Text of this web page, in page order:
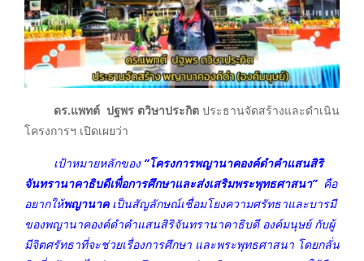
ดร.แพทต์ ปฐพร ตวิษาประกิต ประธานจัดสร้างและดำเนิน
โครงการฯ เปิดเผยว่า
เป้าหมายหลักของ “โครงการพญานาคองค์ดำคำแสนสิริ
จันทรานาคาธิบดีเพื่อการศึกษาและส่งเสริมพระพุทธศาสนา”คือ
อยากให้พญานาคเป็นสัญลักษณ์เชื่อมโยงความศรัทธาและบารมี
ของพญานาคองค์ดำคำแสนสิริจันทรานาคาธิบดี องค์มนุษย์ กับผู้
มีจิตศรัทธาที่จะช่วยเรื่องการศึกษา และพระพุทธศาสนา โดยกลั่น